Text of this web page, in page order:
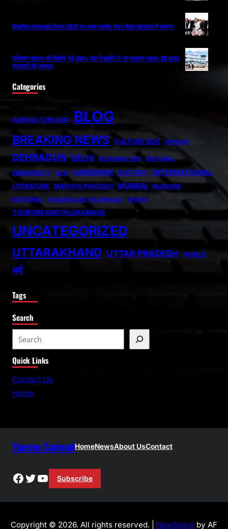
विकसित उत्तराखंड विजन 2047 पर उच्च स्तरीय मंथन बैठक देहरादून में सम्पन्न
एविएशन सेक्टर को मिलेगी नई उड़ान, देश में खुलेंगे 11 नए फ्लाइंग स्कूल; 30 हजार
पायलटों की जरूरत
Categories
AGRICULTURE BOX BLOG
BREAKING NEWS CULTURE BOX DEFENCE
DEHRADUN DELHI ECONOMIC BOX EDITORIAL
EMERGENCY FILM HARIDWAR HISTORY INTERNATIONAL
LITERATURE MADHYA PRADESH MUMBAI MUSSORIE
NATIONAL RELIGION AND PILGRIMAGE SPORTS
TOURISM AND PILGRAMAGE
UNCATEGORIZED
UTTARAKHAND UTTAR PRADESH WORLD
धर्म
Tags
Search
e
a
r
Quick Links
Contact Us
Home
Yugeen SamvadHomeNewsAbout UsContact
Facebook
Twitter
YouTube
Subscribe
Copyright © 2026. All rights reserved. | NewSpare by AF